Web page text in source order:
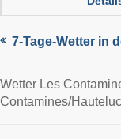
7-Tage-Wetter in
Wetter Les
Contamines/​